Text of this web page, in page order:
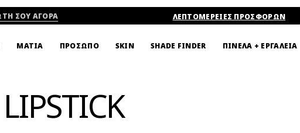
ΣΟΥ ΑΓΟΡΑ ΛΕΠΤΟΜΕΡΕΙΕΣ ΠΡΟΣΦΟΡΩΝ
ΜΑΤΙΑ ΠΡΟΣΩΠΟ SKIN SHADE FINDER ΠΙΝΕΛΑ + ΕΡΓΑΛΕΙΑ
LIPSTICK